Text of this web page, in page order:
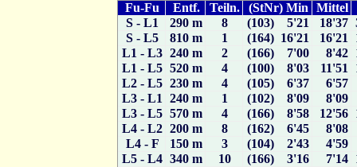
Fu-Fu Entf. Teiln. (StNr) Min
Mittel
S - L1
290 m 8 (103) 5'21 18'37
S - L5
810 m 1 (164) 16'21 16'21
L1 - L3 240 m 2 (166) 7'00 8'42
L1 - L5 520 m 4 (100) 8'03 11'51
L2 - L5 230 m 4 (105) 6'37
6'57
L3 - L1
240 m 1 (102) 8'09
8'09
L3 - L5 570 m 4 (166) 8'58 12'56
L4 - L2 200 m 8 (162) 6'45
8'08
L4 - F
150 m 3 (104) 2'43
4'59
L5 - L4 340 m 10 (166) 3'16 7'14